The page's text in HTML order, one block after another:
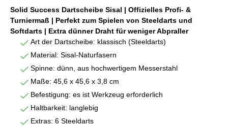
Solid Success Dartscheibe Sisal | Offizielles Profi- &
Turniermaß | Perfekt zum Spielen von Steeldarts und
Softdarts | Extra dünner Draht für weniger Abpraller
Art der Dartscheibe: klassisch (Steeldarts)
Material: Sisal-Naturfasern
Spinne: dünn, aus hochwertigem Messerstahl
Maße: 45,6 x 45,6 x 3,8 cm
Befestigung: es ist Werkzeug erforderlich
Haltbarkeit: langlebig
Extras: 6 Steeldarts